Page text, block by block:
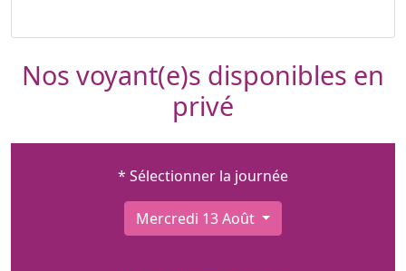
Nos voyant(e)s disponibles en
privé
* Sélectionner la journée
Mercredi 13 Août